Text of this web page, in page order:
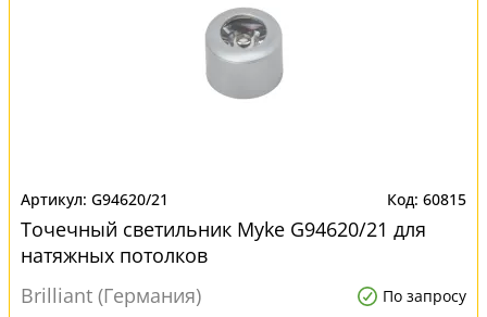
G94620/21 60815
Точечный светильник Myke G94620/21 для
натяжных потолков
Brilliant (Германия)
По запросу